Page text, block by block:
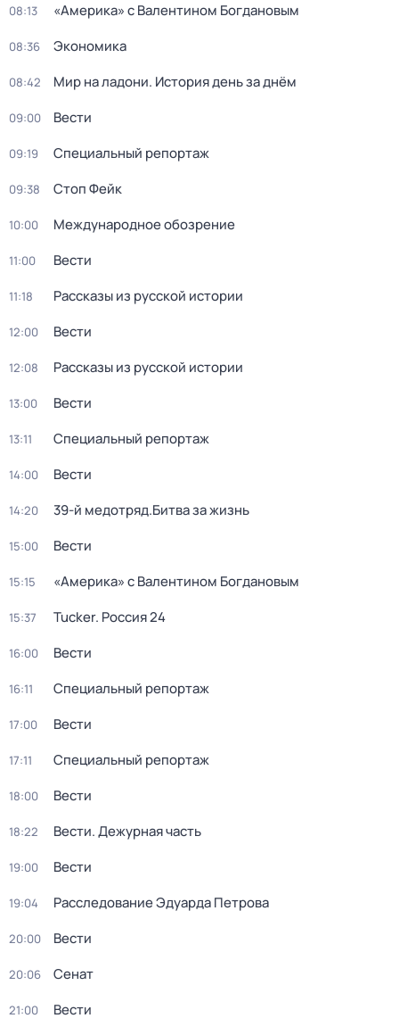
08:13 «Америка» с Валентином Богдановым
08:36 Экономика
08:42 Мир на ладони. История день за днём
09:00 Вести
09:19 Специальный репортаж
09:38 Стоп Фейк
10:00 Международное обозрение
11:00 Вести
11:18 Рассказы из русской истории
12:00 Вести
12:08 Рассказы из русской истории
13:00 Вести
13:11 Специальный репортаж
14:00 Вести
14:20 39-й медотряд.Битва за жизнь
15:00 Вести
15:15 «Америка» с Валентином Богдановым
15:37 Tucker. Россия 24
16:00 Вести
16:11 Специальный репортаж
17:00 Вести
17:11 Специальный репортаж
18:00 Вести
18:22 Вести. Дежурная часть
19:00 Вести
19:04 Расследование Эдуарда Петрова
20:00 Вести
20:06 Сенат
21:00 Вести